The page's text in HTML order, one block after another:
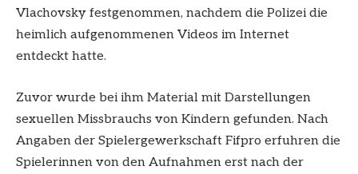
Vlachovsky festgenommen, nachdem die Polizei die
heimlich aufgenommenen Videos im Internet
entdeckt hatte.
Zuvor wurde bei ihm Material mit Darstellungen
sexuellen Missbrauchs von Kindern gefunden. Nach
Angaben der Spielergewerkschaft Fifpro erfuhren die
Spielerinnen von den Aufnahmen erst nach der